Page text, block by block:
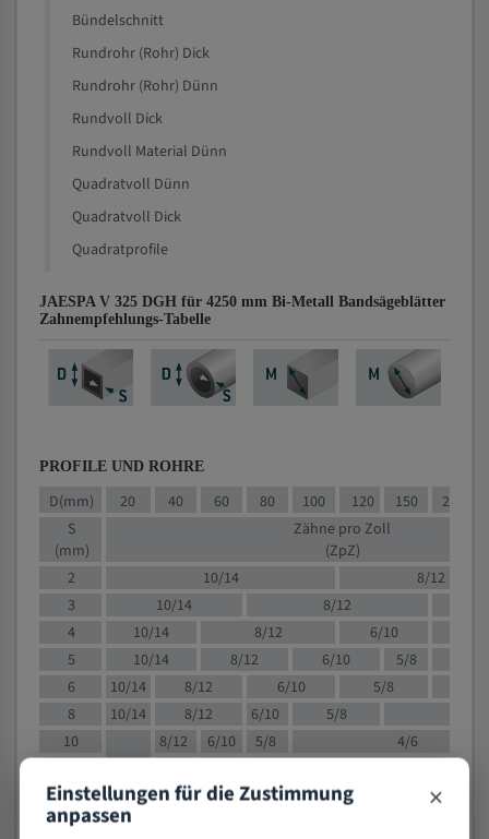
Bündelschnitt
Rundrohr (Rohr) Dick
Rundrohr (Rohr) Dünn
Rundvoll Dick
Rundvoll Material Dünn
Quadratvoll Dünn
Quadratvoll Dick
Quadratprofile
JAESPA V 325 DGH für 4250 mm Bi-Metall Bandsägeblätter
Zahnempfehlungs-Tabelle
PROFILE UND ROHRE
D(mm) 20 40 60 80 100 120 150 200
S
(mm)
Zähne pro Zoll
(ZpZ)
2
10/14
8/12
3
10/14 8/12
4
10/14 8/12 6/10
5
10/14 8/12 6/10
5/8
6
10/14 8/12 6/10
5/8
8
10/14 8/12 6/10 5/8
10
8/12 6/10 5/8
4/6
15
8/12 6/10
4/5
20
Einstellungen für die Zustimmung
anpassen ×